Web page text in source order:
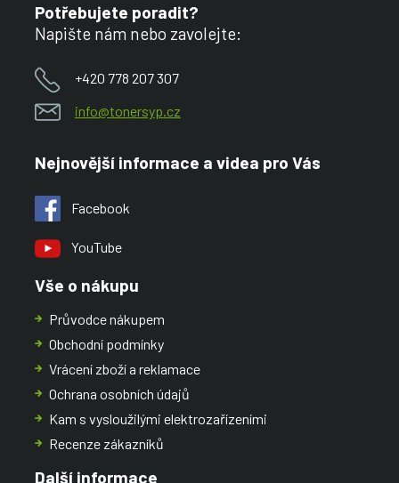
Potřebujete poradit?
Napište nám nebo zavolejte:
+420 778 207 307
info@tonersyp.cz
Nejnovější informace a videa pro Vás
Facebook
YouTube
Vše o nákupu
Průvodce nákupem
Obchodní podmínky
Vrácení zboží a reklamace
Ochrana osobních údajů
Kam s vysloužilými elektrozařízeními
Recenze zákazníků
Další informace